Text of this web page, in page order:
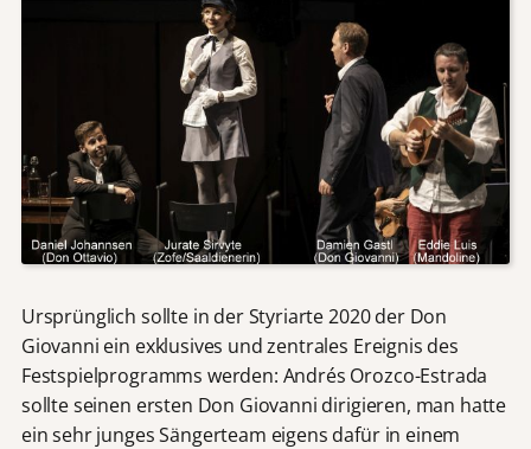
Ursprünglich sollte in der Styriarte 2020 der Don
Giovanni ein exklusives und zentrales Ereignis des
Festspielprogramms werden: Andrés Orozco-Estrada
sollte seinen ersten Don Giovanni dirigieren, man hatte
ein sehr junges Sängerteam eigens dafür in einem